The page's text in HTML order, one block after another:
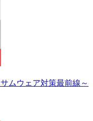
ムウェア対策最前線～